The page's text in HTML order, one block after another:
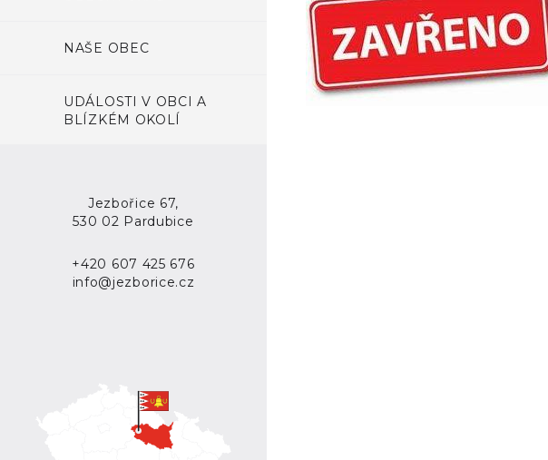
NAŠE OBEC
UDÁLOSTI V OBCI A
BLÍZKÉM OKOLÍ
Jezbořice 67,
530 02 Pardubice
+420 607 425 676
info@jezborice.cz